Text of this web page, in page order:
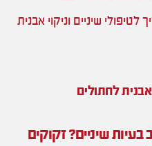
לטיפולי שיניים וניקוי אבנית
אבנית לחתולים
שיניים? זקוקים